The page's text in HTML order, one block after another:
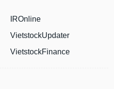
IROnline
VietstockUpdater
VietstockFinance